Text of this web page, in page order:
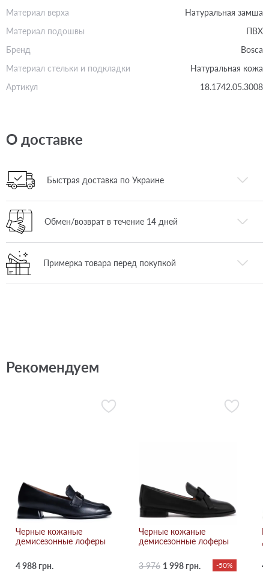
Материал верха
Натуральная замша
Материал подошвы
ПВХ
Бренд
Bosca
Материал стельки и подкладки
Натуральная кожа
Артикул
18.1742.05.3008
О доставке
Быстрая доставка по Украине
Обмен/возврат в течение 14 дней
Примерка товара перед покупкой
Рекомендуем
Черные кожаные
демисезонные лоферы
4 988 грн.
Черные кожаные
демисезонные лоферы
3 976 1 998 грн. -50% 4